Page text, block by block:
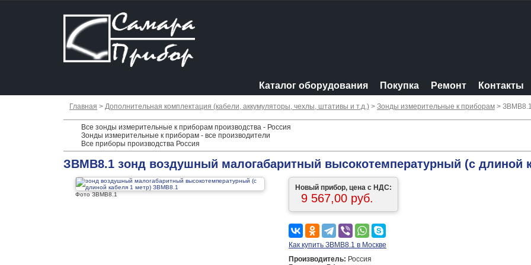
Каталог оборудования Покупка Ремонт Контакты
Главная > Дополнительная комплектация (кабели, аккумуляторы, чехлы, штативы и т.д.) > Зонды измерительные к приборам >
Все зонды измерительные к приборам производства - Россия
Зонды измерительные к приборам - все производители
Все приборы производства Россия
ЗВМВ8.1 зонд воздушный малогабаритный высокотемпературный (с длиной
Фото ЗВМВ8.1
Новый прибор, цена с НДС:
9 567,00 руб.
Как купить ЗВМВ8.1 в Москве
Производитель: Россия